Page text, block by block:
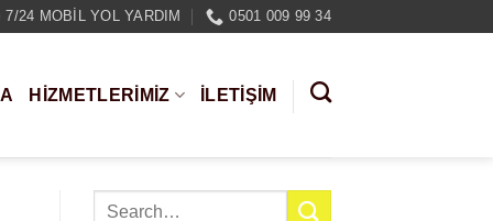
7/24 MOBIL YOL YARDIM 0501 009 99 34
HIZMETLERIMIZ İLETİŞİM